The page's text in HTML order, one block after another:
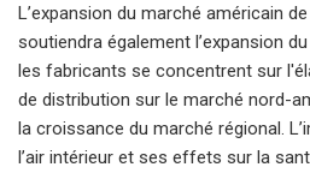
L’expansion du marché américain
soutiendra également l’expansion
les fabricants se concentrent sur
de distribution sur le marché nord-
la croissance du marché régional.
l’air intérieur et ses effets sur la